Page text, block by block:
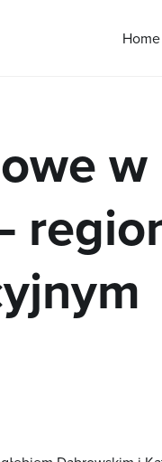
Home